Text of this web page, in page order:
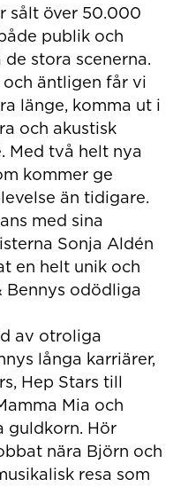
sålt över 50.000
publik och
stora scenerna.
äntligen får vi
länge, komma ut i
och akustisk
Med två helt nya
kommer ge
än tidigare.
med sina
Sonja Aldén
en helt unik och
Bennys odödliga
av otroliga
långa karriärer,
Hep Stars till
Mia och
guldkorn. Hör
nära Björn och
resa som